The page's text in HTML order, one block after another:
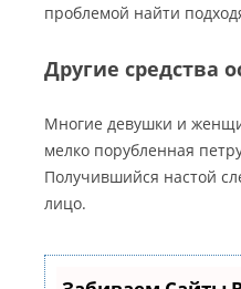
проблемой найти
Другие средства
Многие девушки и
мелко порубленная
Получившийся настой
лицо.